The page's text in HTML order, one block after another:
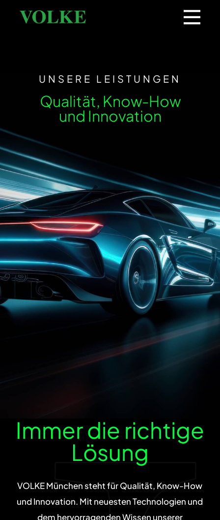
UNSERE LEISTUNGEN
Qualität, Know-How
und Innovation
Immer die richtige
Lösung
VOLKE München steht für Qualität, Know-How
und Innovation. Mit neuesten Technologien und
dem hervorragenden Wissen unserer